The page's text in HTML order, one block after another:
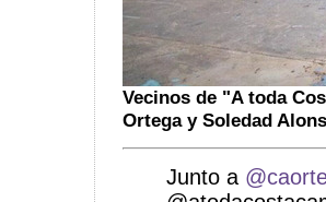
Vecinos de "A toda
Ortega y Soledad
Junto a